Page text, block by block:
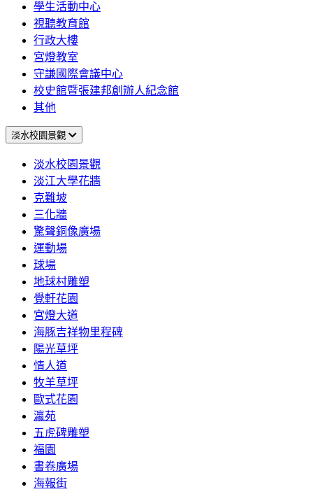
學生活動中心
視聽教育館
行政大樓
宮燈教室
守謙國際會議中心
校史館暨張建邦創辦人紀念館
其他
淡水校園景觀
淡水校園景觀
淡江大學花牆
克難坡
三化牆
驚聲銅像廣場
運動場
球場
地球村雕塑
覺軒花園
宮燈大道
海豚吉祥物里程碑
陽光草坪
情人道
牧羊草坪
歐式花園
瀛苑
五虎碑雕塑
福園
書卷廣場
海報街